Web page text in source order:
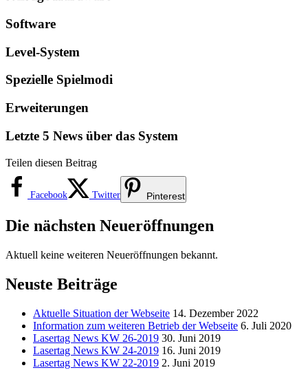
Software
Level-System
Spezielle Spielmodi
Erweiterungen
Letzte 5 News über das System
Teilen diesen Beitrag
Facebook Twitter Pinterest
Die nächsten Neueröffnungen
Aktuell keine weiteren Neueröffnungen bekannt.
Neuste Beiträge
Aktuelle Situation der Webseite 14. Dezember 2022
Information zum weiteren Betrieb der Webseite 6. Juli 2020
Lasertag News KW 26-2019 30. Juni 2019
Lasertag News KW 24-2019 16. Juni 2019
Lasertag News KW 22-2019 2. Juni 2019